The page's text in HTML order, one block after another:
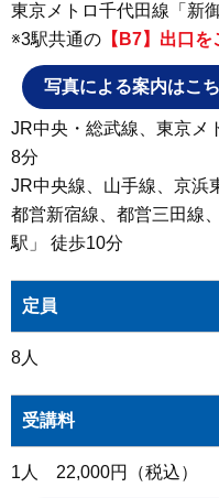
東京メトロ千代田線「新
※3駅共通の 【B7】出口
写真による案内はこ
JR中央・総武線、東京メ
8分
JR中央線、山手線、京浜
都営新宿線、都営三田線
駅」 徒歩10分
定員
8人
受講料
1人 22,000円（税込）